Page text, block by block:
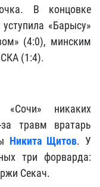
В концовке
«Барысу»
(4:0), минским
(1:4).
никаких
травм вратарь
Никита Щитов. У
три форварда:
Секач.